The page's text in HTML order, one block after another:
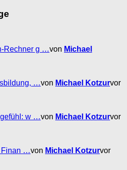
Rechner g …von Michael
…von Michael Kotzurvor
w …von Michael Kotzurvor
Finan …von Michael Kotzurvor